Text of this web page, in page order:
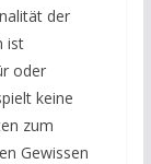
der
ist
oder
keine
zum
Gewissen